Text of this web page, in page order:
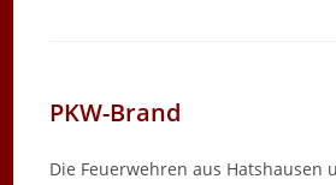
PKW-Brand
Die Feuerwehren aus Hatshausen